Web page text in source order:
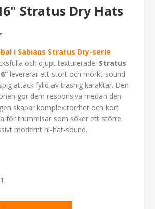
Stratus Dry Hats
i Sabians Stratus Dry-serie
och djupt texturerade. Stratus
levererar ett stort och mörkt sound
attack fylld av trashig karaktär. Den
gör dem responsiva medan den
skapar komplex torrhet och kort
för trummisar som söker ett större
modernt hi-hat-sound.